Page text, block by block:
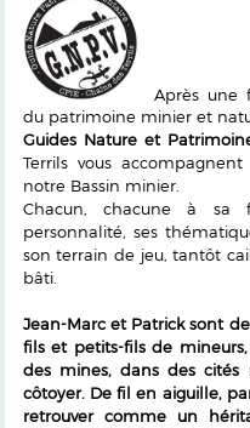
Après une
du patrimoine minier et
Guides Nature et
Terrils vous
notre Bassin minier.
Chacun, chacune à sa
personnalité, ses
son terrain de jeu, tantôt
bâti.
Jean-Marc et Patrick sont
fils et petits-fils de
des mines, dans des cités
côtoyer. De fil en aiguille,
retrouver comme un